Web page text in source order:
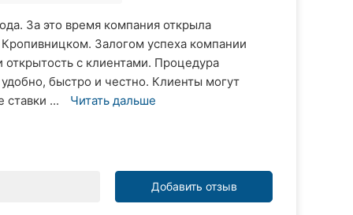
За это время компания открыла
Залогом успеха компании
открытость с клиентами. Процедура
быстро и честно. Клиенты могут
ставки ...
Читать дальше
Добавить отзыв